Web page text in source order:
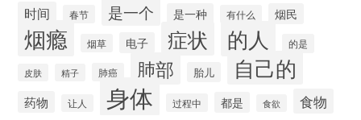
时间 春节 是一个 是一种 有什么 烟民
烟瘾 烟草 电子 症状 的人 的是
皮肤 精子 肺癌 肺部 胎儿 自己的
药物 让人 身体 过程中 都是 食欲 食物